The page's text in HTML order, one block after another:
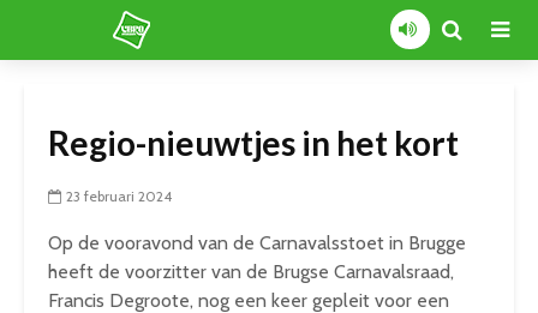
Regio-nieuwtjes in het kort
23 februari 2024
Op de vooravond van de Carnavalsstoet in Brugge
heeft de voorzitter van de Brugse Carnavalsraad,
Francis Degroote, nog een keer gepleit voor een